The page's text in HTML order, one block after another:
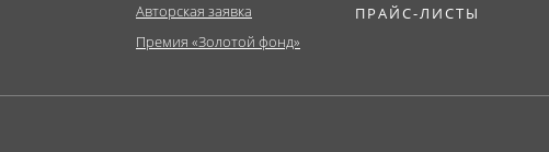
Авторская заявка
Премия «Золотой фонд»
ПРАЙС-ЛИСТЫ